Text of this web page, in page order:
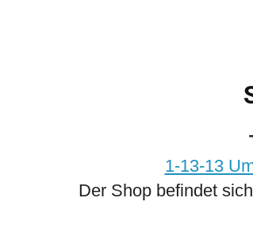
1‑13‑13
Der Shop befindet